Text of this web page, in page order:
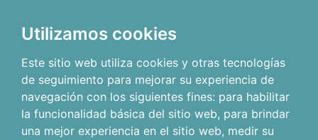
Utilizamos cookies
Este sitio web utiliza cookies y otras tecnologías
de seguimiento para mejorar su experiencia de
navegación con los siguientes fines: para habilitar
la funcionalidad básica del sitio web, para brindar
una mejor experiencia en el sitio web, medir su